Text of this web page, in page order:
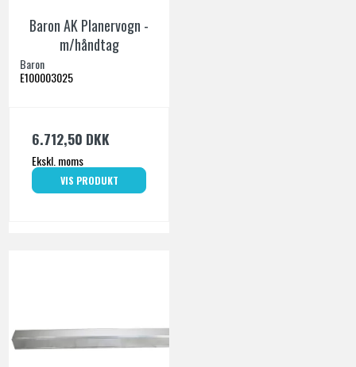
Baron AK Planervogn -
m/håndtag
Baron
E100003025
6.712,50 DKK
Ekskl. moms
VIS PRODUKT